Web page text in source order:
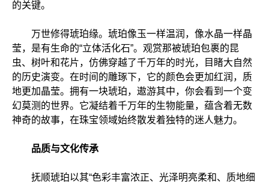
的关键。
万世修得琥珀缘。琥珀像玉一样温润，像水晶一样晶
莹，是有生命的“立体活化石”。观赏那被琥珀包裹的昆
虫、树叶和花片，仿佛穿越了千万年的时光，目睹大自然
的历史演变。在时间的雕琢下，它的颜色会更加红润，质
地更加晶莹。拥有一块琥珀，遨游其中，你会看到一个变
幻莫测的世界。它凝结着千万年的生物能量，蕴含着无数
神奇的故事，在珠宝领域始终散发着独特的迷人魅力。
品质与文化传承
抚顺琥珀以其“色彩丰富浓正、光泽明亮柔和、质地细